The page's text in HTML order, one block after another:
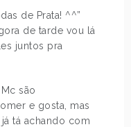
de Prata! ^^”
de tarde vou lá
juntos pra
são
e gosta, mas
tá achando com